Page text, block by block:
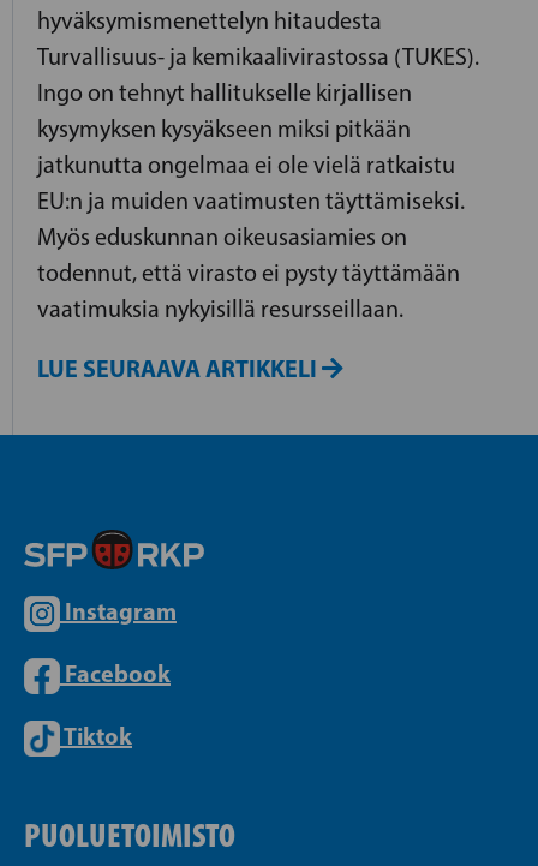
hyväksymismenettelyn hitaudesta
Turvallisuus- ja kemikaalivirastossa (TUKES).
Ingo on tehnyt hallitukselle kirjallisen
kysymyksen kysyäkseen miksi pitkään
jatkunutta ongelmaa ei ole vielä ratkaistu
EU:n ja muiden vaatimusten täyttämiseksi.
Myös eduskunnan oikeusasiamies on
todennut, että virasto ei pysty täyttämään
vaatimuksia nykyisillä resursseillaan.
LUE SEURAAVA ARTIKKELI
Instagram
Facebook
Tiktok
PUOLUETOIMISTO